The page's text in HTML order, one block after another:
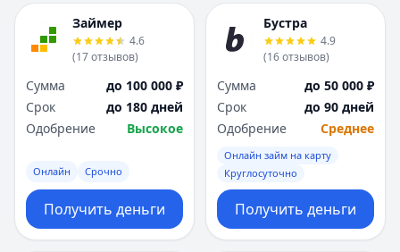
Займер
4.6
(17отзывов)
Сумма
до 100 000 ₽
Срок
до 180 дней
Одобрение
Высокое
Онлайн Срочно
Получить деньги
Бустра
4.9
(16отзывов)
Сумма
до 50 000 ₽
Срок
до 90 дней
Одобрение
Среднее
Онлайн займ на карту
Круглосуточно
Получить деньги